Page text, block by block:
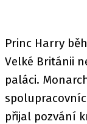
Princ Harry
Velké Británii
paláci.
přijal pozvání